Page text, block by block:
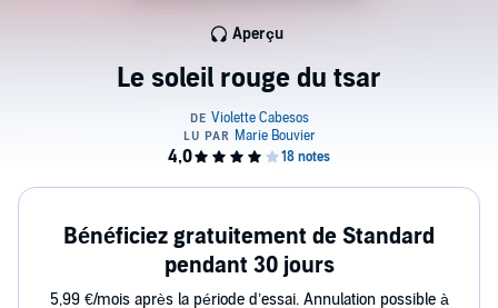
Le soleil rouge du tsar
Aperçu
Bénéficiez gratuitement de Standard
pendant 30 jours
5,99 €/mois après la période d’essai. Annulation possible à